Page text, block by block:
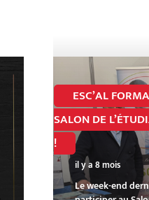
ESC’AL
SALON DE
!
il y a 8 mois
Le week-end